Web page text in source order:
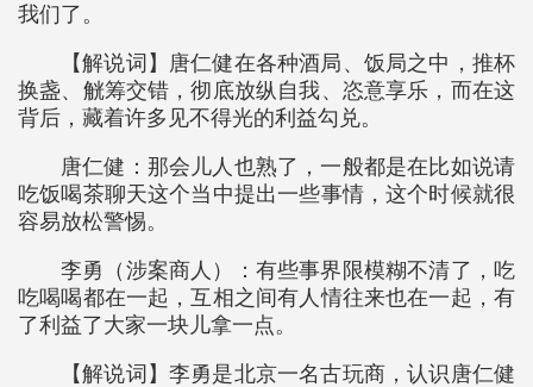
我们了。
【解说词】唐仁健在各种酒局、饭局之中，推杯
换盏、觥筹交错，彻底放纵自我、恣意享乐，而在这
背后，藏着许多见不得光的利益勾兑。
唐仁健：那会儿人也熟了，一般都是在比如说请
吃饭喝茶聊天这个当中提出一些事情，这个时候就很
容易放松警惕。
李勇（涉案商人）：有些事界限模糊不清了，吃
吃喝喝都在一起，互相之间有人情往来也在一起，有
了利益了大家一块儿拿一点。
【解说词】李勇是北京一名古玩商，认识唐仁健